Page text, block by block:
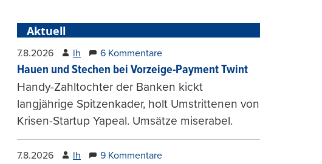
Aktuell
7.8.2026 lh 6 Kommentare
Hauen und Stechen bei Vorzeige-Payment Twint
Handy-Zahltochter der Banken kickt
langjährige Spitzenkader, holt Umstrittenen von
Krisen-Startup Yapeal. Umsätze miserabel.
7.8.2026 lh 9 Kommentare